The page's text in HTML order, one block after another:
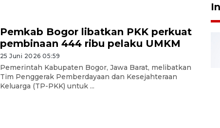
Pemkab Bogor libatkan PKK perkuat
pembinaan 444 ribu pelaku UMKM
25 Juni 2026 05:59
Pemerintah Kabupaten Bogor, Jawa Barat, melibatkan
Tim Penggerak Pemberdayaan dan Kesejahteraan
Keluarga (TP-PKK) untuk ...